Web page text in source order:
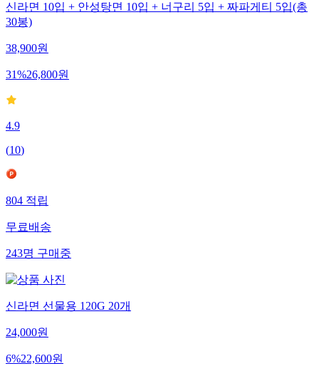
신라면 10입 + 안성탕면 10입 + 너구리 5입 + 짜파게티 5입(총
30봉)
38,900원
31%26,800원
4.9
(10)
804 적립
무료배송
243명 구매중
신라면 선물용 120G 20개
24,000원
6%22,600원